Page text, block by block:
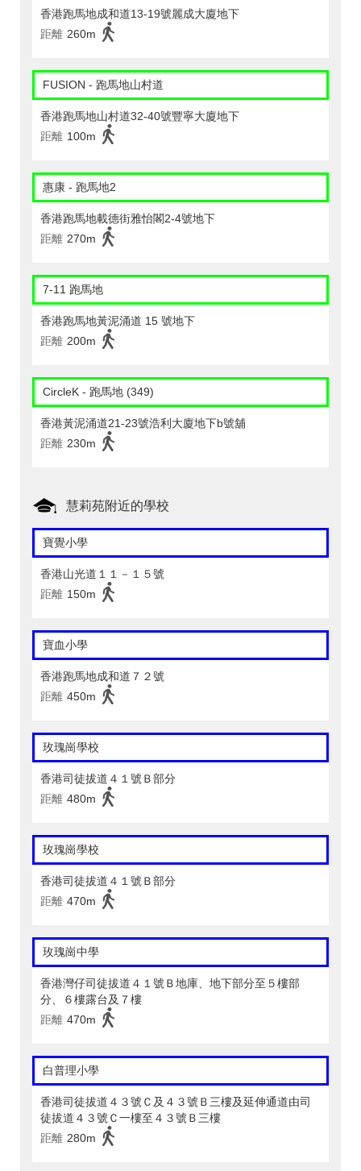
香港跑馬地成和道13-19號麗成大廈地下
距離 260m
FUSION - 跑馬地山村道
香港跑馬地山村道32-40號豐寧大廈地下
距離 100m
惠康 - 跑馬地2
香港跑馬地載德街雅怡閣2-4號地下
距離 270m
7-11 跑馬地
香港跑馬地黃泥涌道 15 號地下
距離 200m
CircleK - 跑馬地 (349)
香港黃泥涌道21-23號浩利大廈地下b號舖
距離 230m
慧莉苑附近的學校
寶覺小學
香港山光道１１－１５號
距離 150m
寶血小學
香港跑馬地成和道７２號
距離 450m
玫瑰崗學校
香港司徒拔道４１號Ｂ部分
距離 480m
玫瑰崗學校
香港司徒拔道４１號Ｂ部分
距離 470m
玫瑰崗中學
香港灣仔司徒拔道４１號Ｂ地庫、地下部分至５樓部
分、６樓露台及７樓
距離 470m
白普理小學
香港司徒拔道４３號Ｃ及４３號Ｂ三樓及延伸通道由司
徒拔道４３號Ｃ一樓至４３號Ｂ三樓
距離 280m